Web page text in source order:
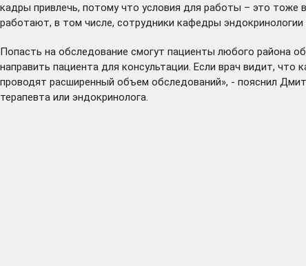
кадры привлечь, потому что условия для работы – это тоже
работают, в том числе, сотрудники кафедры
Попасть на обследование смогут пациенты любого района
направить пациента для консультации. Если врач видит,
проводят расширенный объем обследований», - пояснил
терапевта или эндокринолога.